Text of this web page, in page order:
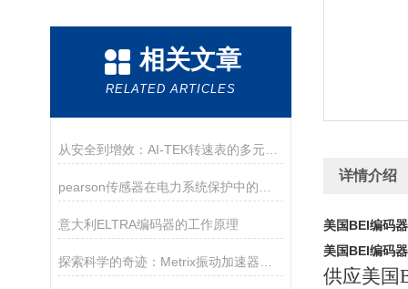
相关文章
RELATED ARTICLES
意大利ELTRA编码器的工作原理
详情介绍
美国BEI编码器
美国BEI编码器
供应美国